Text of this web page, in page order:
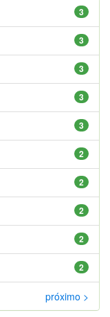
3
3
3
3
3
2
2
2
2
2
próximo >